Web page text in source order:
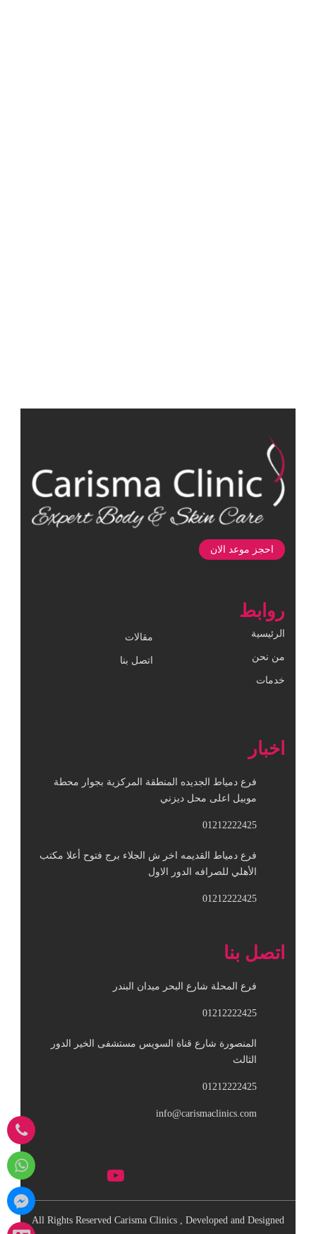
احجز موعد الان
روابط
الرئيسية
من نحن
خدمات
مقالات
اتصل بنا
اخبار
فرع دمياط الجديده المنطقة المركزية بجوار محطة
موبيل اعلى محل ديزني
01212222425
فرع دمياط القديمه اخر ش الجلاء برج فتوح أعلا مكتب
الأهلي للصرافه الدور الاول
01212222425
اتصل بنا
فرع المحلة شارع البحر ميدان البندر
01212222425
المنصورة شارع قناة السويس مستشفى الخير الدور
الثالث
01212222425
info@carismaclinics.com
All Rights Reserved Carisma Clinics , Developed and Designed